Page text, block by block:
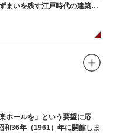
まいを残す江戸時代の建築様
の戦災でも周辺を災禍から守
います。
する人の目印となったのがこ
も多いそうです。
います。その姿は肩に袋がな
、古くから庶民に尊信されて
ホールを」という要望に応
和36年（1961）年に開館しま